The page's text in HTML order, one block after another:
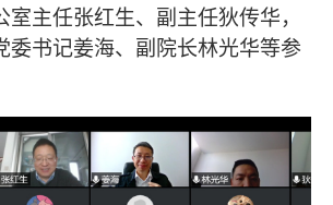
室主任张红生、副主任狄传华，
委书记姜海、副院长林光华等参